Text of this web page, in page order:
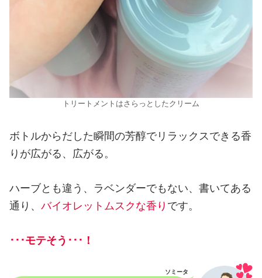
トリートメントはさらっとしたクリーム
ボトルからだした瞬間の芳醇でリラックスできる香
りが広がる、広がる。
ハーブとも違う、ラベンダーでもない、書いてある
通り、 バイオレットムスクな香り です。
･･･モテそう･･･！
ソミータ